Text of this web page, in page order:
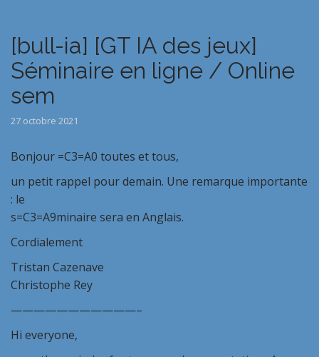
[bull-ia] [GT IA des jeux]
Séminaire en ligne / Online
sem
27 octobre 2021
Bonjour =C3=A0 toutes et tous,
un petit rappel pour demain. Une remarque importante
: le
s=C3=A9minaire sera en Anglais.
Cordialement
Tristan Cazenave
Christophe Rey
———————————–
Hi everyone,